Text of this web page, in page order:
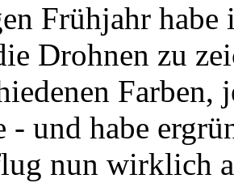
Frühjahr habe
Drohnen zu
Farben,
und habe
nun wirklich